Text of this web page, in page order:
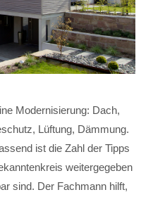
Modernisierung: Dach,
Lüftung, Dämmung.
ist die Zahl der Tipps
weitergegeben
sind. Der Fachmann hilft,